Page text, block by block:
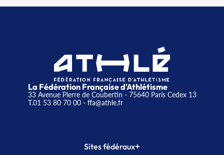
La Fédération Française d'Athlétisme
33 Avenue Pierre de Coubertin - 75640 Paris Cedex 13
T.01 53 80 70 00- ffa@athle.fr
Sites fédéraux+